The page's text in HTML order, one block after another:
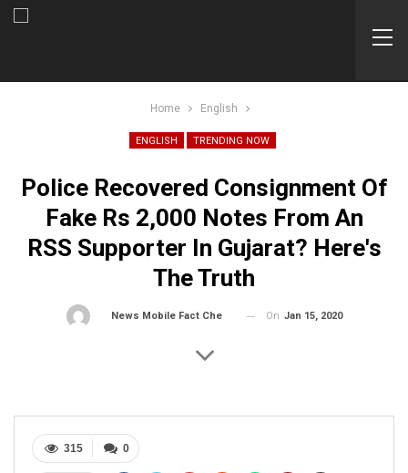
Home English
ENGLISH TRENDING NOW
Police Recovered Consignment Of
Fake Rs 2,000 Notes From An
RSS Supporter In Gujarat? Here's
The Truth
News Mobile Fact Check Bureau On Jan 15, 2020
0
315